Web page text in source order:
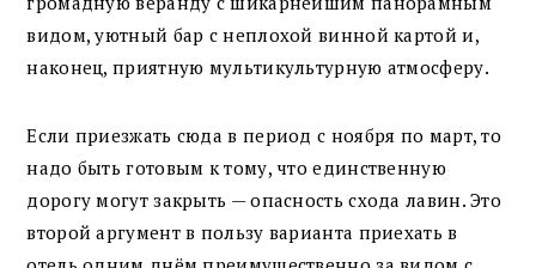
видом, уютный бар с неплохой винной картой и,
наконец, приятную мультикультурную атмосферу.
Если приезжать сюда в период с ноября по март, то
надо быть готовым к тому, что единственную
дорогу могут закрыть — опасность схода лавин. Это
второй аргумент в пользу варианта приехать в